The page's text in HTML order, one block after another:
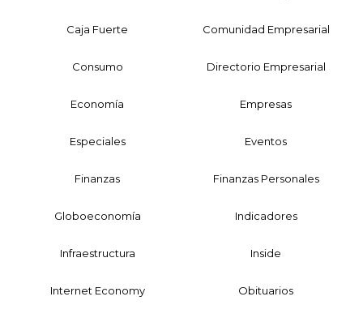
Caja Fuerte Comunidad Empresarial
Consumo Directorio Empresarial
Economía Empresas
Especiales Eventos
Finanzas Finanzas Personales
Globoeconomía Indicadores
Infraestructura Inside
Internet Economy Obituarios